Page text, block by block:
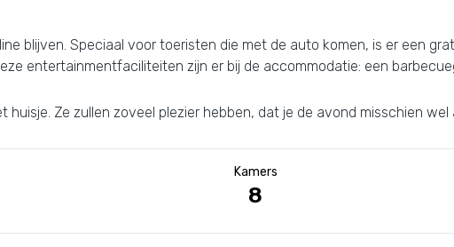
blijven. Speciaal voor toeristen die met de auto komen, is er een
entertainmentfaciliteiten zijn er bij de accommodatie: een
huisje. Ze zullen zoveel plezier hebben, dat je de avond misschien
Kamers
8